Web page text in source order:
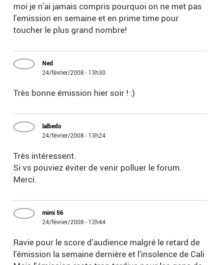
moi je n'ai jamais compris pourquoi on ne met pas
l'emission en semaine et en prime time pour
toucher le plus grand nombre!
Ned
24/février/2008 - 13h30
Très bonne émission hier soir ! :)
lalbedo
24/février/2008 - 13h24
Très intéressent.
Si vs pouviez éviter de venir polluer le forum.
Merci.
mimi 56
24/février/2008 - 12h44
Ravie pour le score d'audience malgré le retard de
l'émission la semaine dernière et l'insolence de Cali